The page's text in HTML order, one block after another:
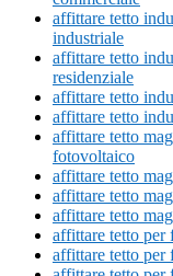
affittare tetto
industriale
affittare tetto
residenziale
affittare tetto
affittare tetto
affittare tetto
fotovoltaico
affittare tetto
affittare tetto
affittare tetto
affittare tetto per
affittare tetto per